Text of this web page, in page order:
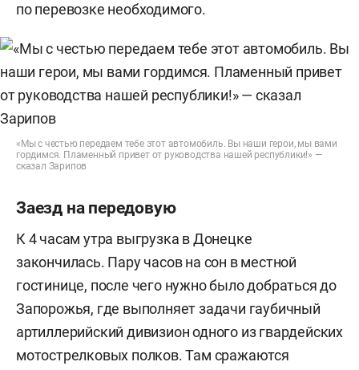
по перевозке необходимого.
«Мы с честью передаем тебе этот автомобиль. Вы наши герои, мы вами
гордимся. Пламенный привет от руководства нашей республики!» —
сказал Зарипов
Заезд на передовую
К 4 часам утра выгрузка в Донецке
закончилась. Пару часов на сон в местной
гостинице, после чего нужно было добраться до
Запорожья, где выполняет задачи гаубичный
артиллерийский дивизион одного из гвардейских
мотострелковых полков. Там сражаются